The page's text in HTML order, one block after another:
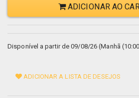
ADICIONAR AO
Disponível a partir de 09/08/26 (Manhã
ADICIONAR A LISTA DE DESEJOS